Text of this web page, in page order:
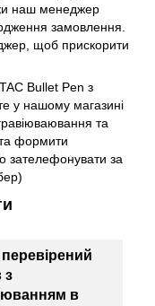
наш менеджер
замовлення.
щоб прискорити
Bullet Pen з
у нашому магазині
та
формити
зателефонувати за
з
в